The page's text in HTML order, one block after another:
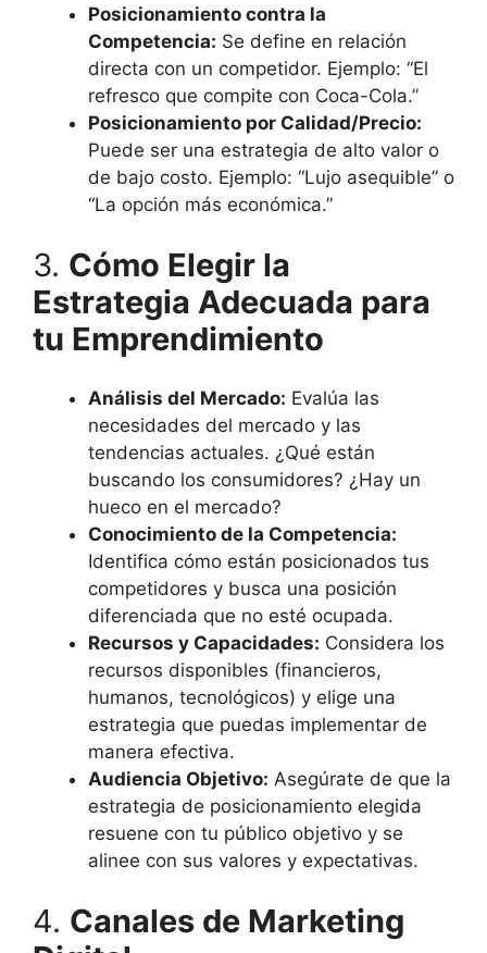
Posicionamiento contra la
Competencia: Se define en relación
directa con un competidor. Ejemplo: “El
refresco que compite con Coca-Cola.”
Posicionamiento por Calidad/Precio:
Puede ser una estrategia de alto valor o
de bajo costo. Ejemplo: “Lujo asequible” o
“La opción más económica.”
3. Cómo Elegir la
Estrategia Adecuada para
tu Emprendimiento
Análisis del Mercado: Evalúa las
necesidades del mercado y las
tendencias actuales. ¿Qué están
buscando los consumidores? ¿Hay un
hueco en el mercado?
Conocimiento de la Competencia:
Identifica cómo están posicionados tus
competidores y busca una posición
diferenciada que no esté ocupada.
Recursos y Capacidades: Considera los
recursos disponibles (financieros,
humanos, tecnológicos) y elige una
estrategia que puedas implementar de
manera efectiva.
Audiencia Objetivo: Asegúrate de que la
estrategia de posicionamiento elegida
resuene con tu público objetivo y se
alinee con sus valores y expectativas.
4. Canales de Marketing